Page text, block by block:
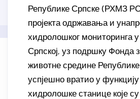
Републике Српске (РХМЗ
пројекта одржавања и
хидролошког мониторинга
Српској, уз подршку Фонда
животне средине
успјешно вратио у
хидролошке станице које